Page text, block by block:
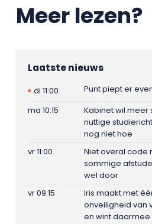
Meer lezen?
Laatste nieuws
di 11:00
Punt piept er
ma 10:15
Kabinet wil meer
nuttige
nog niet hoe
vr 11:00
Niet overal code
sommige
wel door
vr 09:15
Iris maakt met
onveiligheid van
en wint